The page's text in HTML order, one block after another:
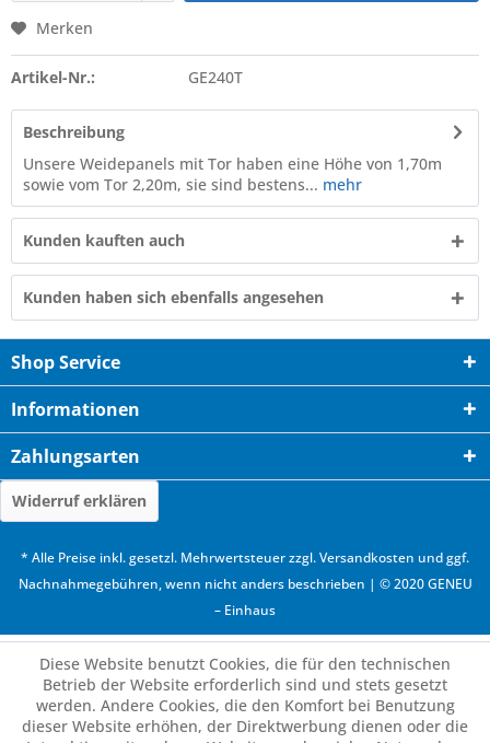
Merken
Artikel-Nr.: GE240T
Beschreibung
Unsere Weidepanels mit Tor haben eine Höhe von 1,70m
sowie vom Tor 2,20m, sie sind bestens... mehr
Kunden kauften auch
Kunden haben sich ebenfalls angesehen
Shop Service
Informationen
Zahlungsarten
Widerruf erklären
* Alle Preise inkl. gesetzl. Mehrwertsteuer zzgl.Versandkosten und ggf.
Nachnahmegebühren, wenn nicht anders beschrieben | © 2020 GENEU
– Einhaus
Diese Website benutzt Cookies, die für den technischen
Betrieb der Website erforderlich sind und stets gesetzt
werden. Andere Cookies, die den Komfort bei Benutzung
dieser Website erhöhen, der Direktwerbung dienen oder die